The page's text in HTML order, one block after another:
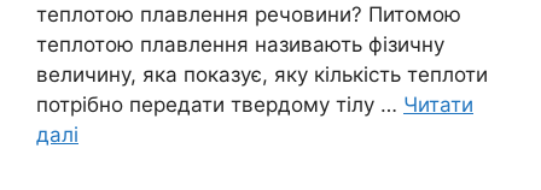
теплотою плавлення речовини? Питомою
теплотою плавлення називають фізичну
величину, яка показує, яку кількість теплоти
потрібно передати твердому тілу … Читати
далі